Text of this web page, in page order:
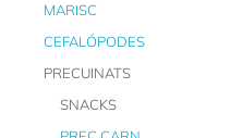
MARISC
CEFALÓPODES
PRECUINATS
SNACKS